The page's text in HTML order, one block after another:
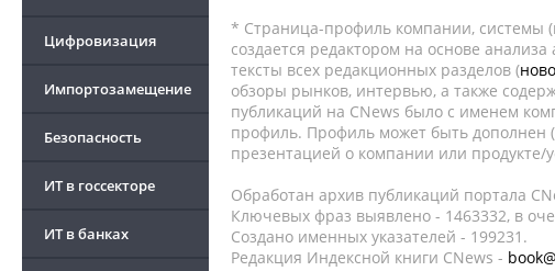
Цифровизация
Импортозамещение
Безопасность
ИТ в госсекторе
ИТ в банках
* Страница-профиль компании, системы
создается редактором на основе
тексты всех редакционных разделов (
обзоры рынков, интервью, а также
публикаций на CNews было с именем
профиль. Профиль может быть дополнен
презентацией о компании или продукте/
Обработан архив публикаций портала
Ключевых фраз выявлено - 1463332, в
Создано именных указателей - 199231.
Редакция Индексной книги CNews -